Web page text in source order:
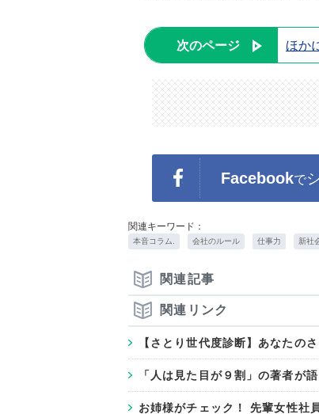
次のページ ほか
Facebookで
関連キーワード：
本音コラム. 会社のルール 仕事力 新社
関連記事
関連リンク
【さとり世代度診断】あなたの
「人は見た目が９割」の著者が
お姉様がチェック！ 先輩女性社